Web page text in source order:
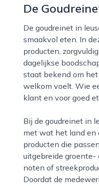
De
De goudreinet in leusden is een vertrouwd adres voor iedereen die waarde hecht aan puur, vers en
smaakvol eten. In
producten,
dagelijkse
staat bekend om
welkom voelt. Wie
klant en voor goed
Bij de goudreinet in leusden ligt de focus op seizoensproducten, met een aanbod dat meebeweegt
met wat het land en
producten die
uitgebreide groente-
noten of
Doordat de